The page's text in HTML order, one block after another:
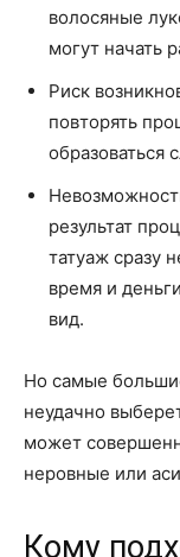
волосяные
могут начать
Риск
повторять
образоваться
результат
татуаж сразу
время и
вид.
Но самые
неудачно
может
неровные или
Кому